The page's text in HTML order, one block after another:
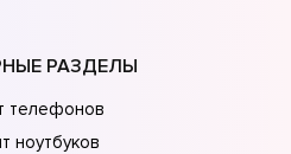
РАЗДЕЛЫ
телефонов
ноутбуков